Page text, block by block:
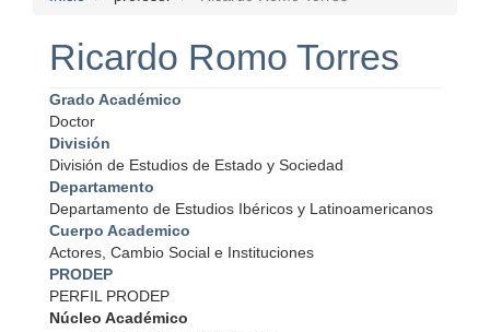
Ricardo Romo Torres
Grado Académico
Doctor
División
División de Estudios de Estado y Sociedad
Departamento
Departamento de Estudios Ibéricos y Latinoamericanos
Cuerpo Academico
Actores, Cambio Social e Instituciones
PRODEP
PERFIL PRODEP
Núcleo Académico